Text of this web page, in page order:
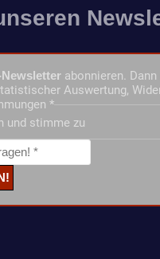
abonnieren.
Auswertung,
*
und stimme zu